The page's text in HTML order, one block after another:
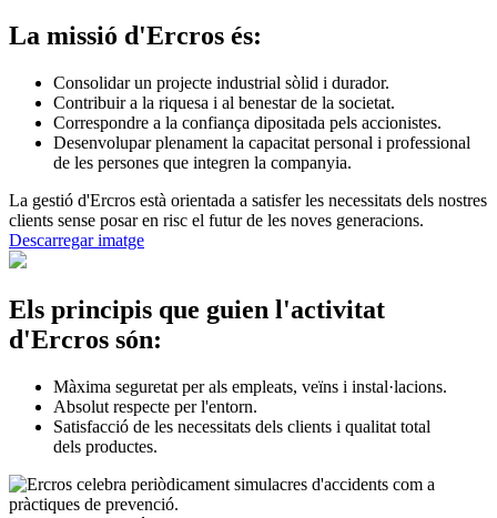
La missió d'Ercros és:
Consolidar un projecte industrial sòlid i durador.
Contribuir a la riquesa i al benestar de la societat.
Correspondre a la confiança dipositada pels accionistes.
Desenvolupar plenament la capacitat personal i professional
de les persones que integren la companyia.
La gestió d'Ercros està orientada a satisfer les necessitats dels nostres
clients sense posar en risc el futur de les noves generacions.
Descarregar imatge
Els principis que guien l'activitat
d'Ercros són:
Màxima seguretat per als empleats, veïns i instal·lacions.
Absolut respecte per l'entorn.
Satisfacció de les necessitats dels clients i qualitat total
dels productes.